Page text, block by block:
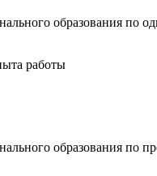
образования по
работы
образования